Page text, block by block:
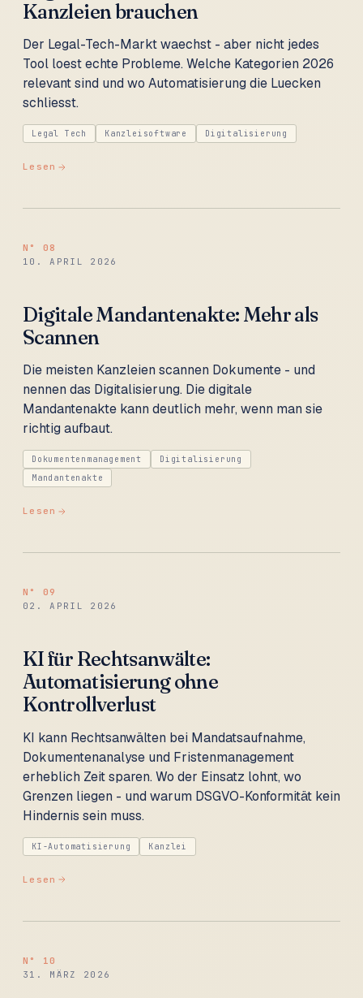
Kanzleien brauchen
Der Legal-Tech-Markt waechst - aber nicht jedes
Tool loest echte Probleme. Welche Kategorien 2026
relevant sind und wo Automatisierung die Luecken
schliesst.
Legal Tech Kanzleisoftware Digitalisierung
Lesen
N° 08
10. APRIL 2026
Digitale Mandantenakte: Mehr als
Scannen
Die meisten Kanzleien scannen Dokumente - und
nennen das Digitalisierung. Die digitale
Mandantenakte kann deutlich mehr, wenn man sie
richtig aufbaut.
Dokumentenmanagement
Digitalisierung
Mandantenakte
Lesen
N° 09
02. APRIL 2026
KI für Rechtsanwälte:
Automatisierung ohne
Kontrollverlust
KI kann Rechtsanwälten bei Mandatsaufnahme,
Dokumentenanalyse und Fristenmanagement
erheblich Zeit sparen. Wo der Einsatz lohnt, wo
Grenzen liegen - und warum DSGVO-Konformität kein
Hindernis sein muss.
KI-Automatisierung Kanzlei
Lesen
N° 10
31. MÄRZ 2026